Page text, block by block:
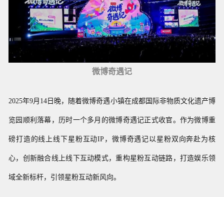
微博奇遇记
2025年9月14日晚，随着微博奇遇小镇在成都国际非物质文化遗产博
览园顺利落幕，历时一个多月的微博奇遇记正式收官。作为微博重
磅打造的线上线下星粉互动IP，微博奇遇记以 星粉双向奔赴为核
心，创新融合线上线下互动模式，重构星粉互动链路，打造娱乐领
域全新标杆，引领星粉互动新风向。